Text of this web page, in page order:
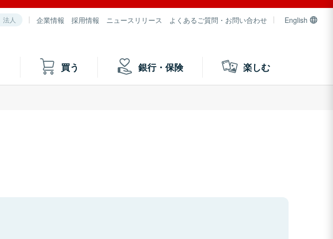
法人 企業情報 採用情報 ニュースリリース よくあるご質問・お問い合わせ English
買う 銀行・保険 楽しむ